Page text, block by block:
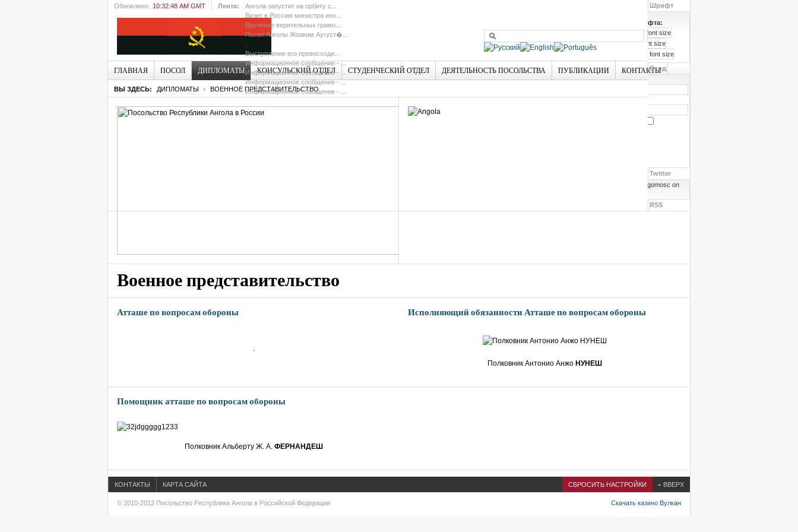
Обновлено: 10:32:48 AM GMT Лента:
Ангола запустит на орбиту с...
Визит в Россию министра ино...
Вручение верительных грамо...
Посол Анголы Жоаким Аугуст�...
Выступление его превосходи...
Информационное сообщение - ...
Информационное сообщение - ...
Информационное сообщение - ...
Информационное сообщение - ...
Шрифт
Размер шрифта:
Вход
Логин
Пароль
Twitter
Follow angomosc on
RSS
ГЛАВНАЯ ПОСОЛ ДИПЛОМАТЫ КОНСУЛЬСКИЙ ОТДЕЛ СТУДЕНЧЕСКИЙ ОТДЕЛ ДЕЯТЕЛЬНОСТЬ ПОСОЛЬСТВА ПУБЛИКАЦИИ КОНТАКТЫ
ВЫ ЗДЕСЬ: ДИПЛОМАТЫ ВОЕННОЕ ПРЕДСТАВИТЕЛЬСТВО
Военное представительство
Атташе по вопросам обороны
.
Исполняющий обязанности Атташе по вопросам обороны
Полковник Антонио Анжо НУНЕШ
Помощник атташе по вопросам обороны
Полковник Альберту Ж. А. ФЕРНАНДЕШ
КОНТАКТЫ КАРТА САЙТА СБРОСИТЬ НАСТРОЙКИ ВВЕРХ
Скачать казино Вулкан
© 2010-2012 Посольство Республики Ангола в Российской Федерации